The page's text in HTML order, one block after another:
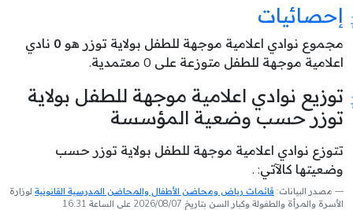
إحصائيات
مجموع نوادي اعلامية موجهة للطفل بولاية توزر هو 0 نادي
اعلامية موجهة للطفل متوزعة على 0 معتمدية.
توزيع نوادي اعلامية موجهة للطفل بولاية
توزر حسب وضعية المؤسسة
تتوزع نوادي اعلامية موجهة للطفل بولاية توزر حسب
وضعيتها كالآتي: .
مصدر البيانات: قائمات رياض ومحاضن الأطفال والمحاضن المدرسية القانونية لوزارة
الأسرة والمرأة والطفولة وكبار السن بتاريخ 2026/08/07 على الساعة 16:31